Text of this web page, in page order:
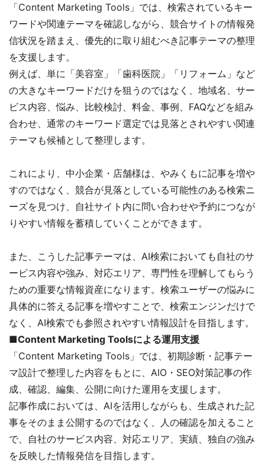
「Content Marketing Tools」では、検索されているキー
ワードや関連テーマを確認しながら、競合サイトの情報発
信状況を踏まえ、優先的に取り組むべき記事テーマの整理
を支援します。
例えば、単に「美容室」「歯科医院」「リフォーム」など
の大きなキーワードだけを狙うのではなく、地域名、サー
ビス内容、悩み、比較検討、料金、事例、FAQなどを組み
合わせ、通常のキーワード選定では見落とされやすい関連
テーマも候補として整理します。
これにより、中小企業・店舗様は、やみくもに記事を増や
すのではなく、競合が見落としている可能性のある検索ニ
ーズを見つけ、自社サイト内に問い合わせや予約につなが
りやすい情報を蓄積していくことができます。
また、こうした記事テーマは、AI検索においても自社のサ
ービス内容や強み、対応エリア、専門性を理解してもらう
ための重要な情報資産になります。検索ユーザーの悩みに
具体的に答える記事を増やすことで、検索エンジンだけで
なく、AI検索でも参照されやすい情報設計を目指します。
■Content Marketing Toolsによる運用支援
「Content Marketing Tools」では、初期診断・記事テー
マ設計で整理した内容をもとに、AIO・SEO対策記事の作
成、確認、編集、公開に向けた運用を支援します。
記事作成においては、AIを活用しながらも、生成された記
事をそのまま公開するのではなく、人の確認を加えること
で、自社のサービス内容、対応エリア、実績、独自の強み
を反映した情報発信を目指します。